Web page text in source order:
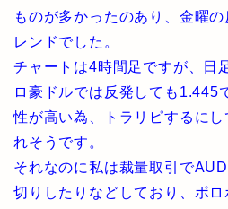
ものが多かったのあり、金曜
レンドでした。
チャートは4時間足ですが、日
ロ豪ドルでは反発しても1.445
性が高い為、トラリピするに
れそうです。
それなのに私は裁量取引で
切りしたりなどしており、ボロ